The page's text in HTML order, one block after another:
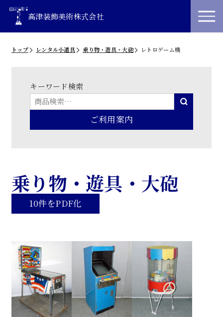
高津装飾美術株式会社
トップ レンタル小道具 乗り物・遊具・大砲 レトロゲーム機
キーワード検索
ご利用案内
乗り物・遊具・大砲
10件をPDF化